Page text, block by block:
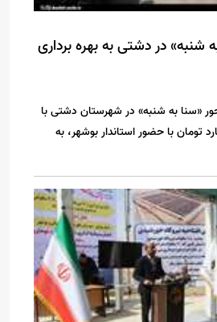
شنبه» در دشتی به بهره برداری
«سنا به شنبه» در شهرستان دشتی با
گذاری ۱۲۰ میلیارد تومان با حضور استاندار بوشهر، به